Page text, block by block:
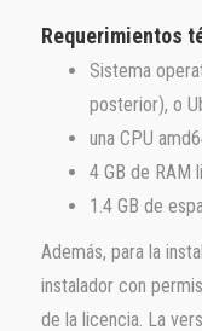
Requerimientos
Sistema
posterior), o
una CPU
4 GB de RAM
1.4 GB de
Además, para la
instalador con
de la licencia. La